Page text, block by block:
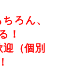
ろん、
！
（個別